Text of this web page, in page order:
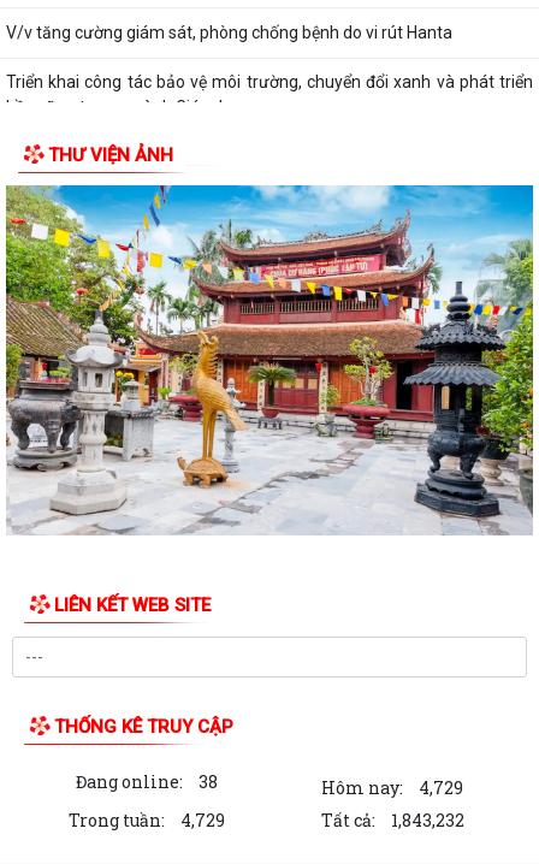
V/v tăng cường giám sát, phòng chống bệnh do vi rút Hanta
Triển khai công tác bảo vệ môi trường, chuyển đổi xanh và phát triển
bền vững trong ngành Giáo dục...
Quyết định và danh sách triệu tập thí sinh đủ điều kiện, tiêu chuẩn dự
xét tuyển vòng 2 kỳ tuyển...
V/v chủ động triển khai các biện pháp đảm bảo nước sạch và vệ sinh
môi trường và phòng, chống dịch...
Các quyết định của UBND thành phố Hải Phòng về Công bố Danh mục
TTHC mới được ban hành, sửa đổi, bổ...
Thông báo thể lệ Cuộc thi vẽ tranh thiếu nhi hè 2026
V/v hưởng ứng Ngày Sáng tạo và Đổi mới sáng tạo thế giới 21/4/2026
V/v tăng cường quản lý các hoạt động TDTT, vui chơi dưới nước, mở
các lớp học bơi phòng, chống tai...
V/v cảnh báo thuốc tiêm điều trị dự phòng trước phơi nhiễm với HIV
chưa được cấp phép lưu hành tại...
quốc gia .vn”
Quyết định về việc thu hồi số tiếp nhận Phiếu công bố sản phẩm mỹ
THƯ VIỆN ẢNH
LIÊN KẾT WEB SITE
THỐNG KÊ TRUY CẬP
Đang online: 38 Hôm nay:
4,729
Trong tuần:
4,729 Tất cả: 1,843,232